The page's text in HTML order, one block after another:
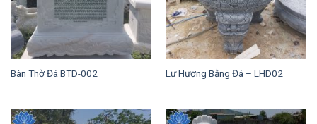
Bàn Thờ Đá BTD-002 Lư Hương Bằng Đá – LHD02